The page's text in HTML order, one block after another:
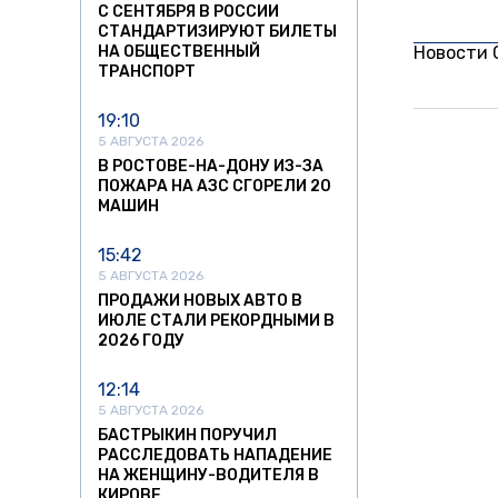
С СЕНТЯБРЯ В РОССИИ
СТАНДАРТИЗИРУЮТ БИЛЕТЫ
НА ОБЩЕСТВЕННЫЙ
ТРАНСПОРТ
19:10
5 АВГУСТА 2026
В РОСТОВЕ-НА-ДОНУ ИЗ-ЗА
ПОЖАРА НА АЗС СГОРЕЛИ 20
МАШИН
15:42
5 АВГУСТА 2026
ПРОДАЖИ НОВЫХ АВТО В
ИЮЛЕ СТАЛИ РЕКОРДНЫМИ В
2026 ГОДУ
12:14
5 АВГУСТА 2026
БАСТРЫКИН ПОРУЧИЛ
РАССЛЕДОВАТЬ НАПАДЕНИЕ
НА ЖЕНЩИНУ-ВОДИТЕЛЯ В
Новости